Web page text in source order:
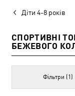
Діти 4-8 років
СПОРТИВНІ
БЕЖЕВОГО
Фільтри (1)